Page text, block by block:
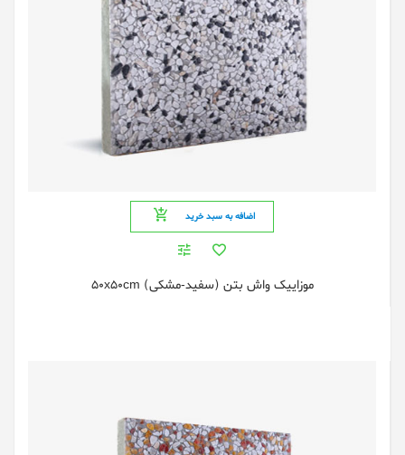
اضافه به سبد خرید
موزاییک واش بتن (سفید-مشکی) 50x50cm